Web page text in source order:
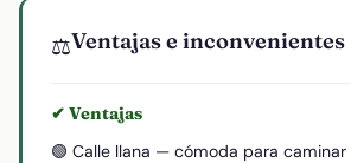
⚖️Ventajas e inconvenientes
✔ Ventajas
🟢 Calle llana — cómoda para caminar